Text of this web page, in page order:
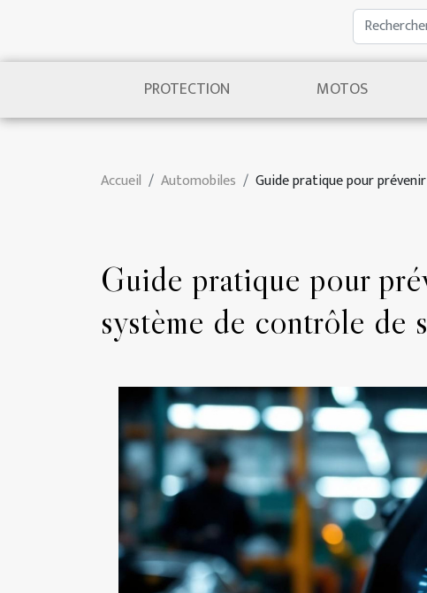
PROTECTION MOTOS
Accueil Automobiles Guide pratique pour
Guide pratique pour
système de contrôle de